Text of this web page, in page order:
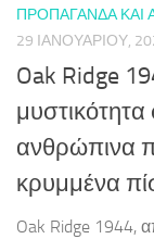
ΠΡΟΠΑΓΆΝΔΑ ΚΑΙ
29 ΙΑΝΟΥΑΡΊΟΥ,
Oak Ridge
ανθρώπινα
κρυμμένα
Oak Ridge 1944,